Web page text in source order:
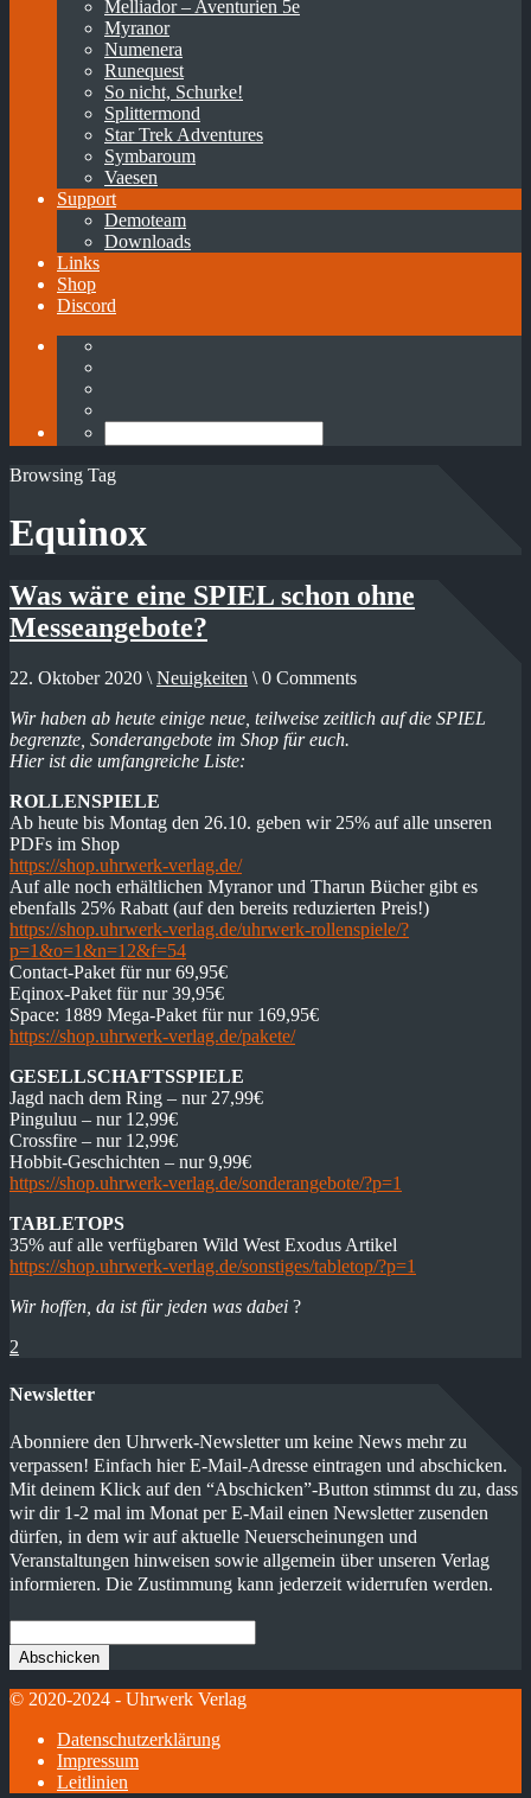
Melliador – Aventurien 5e
Myranor
Numenera
Runequest
So nicht, Schurke!
Splittermond
Star Trek Adventures
Symbaroum
Vaesen
Support
Demoteam
Downloads
Links
Shop
Discord
Browsing Tag
Equinox
Was wäre eine SPIEL schon ohne
Messeangebote?
22. Oktober 2020 \ Neuigkeiten \ 0 Comments
Wir haben ab heute einige neue, teilweise zeitlich auf die SPIEL
begrenzte, Sonderangebote im Shop für euch.
Hier ist die umfangreiche Liste:
ROLLENSPIELE
Ab heute bis Montag den 26.10. geben wir 25% auf alle unseren
PDFs im Shop
https://shop.uhrwerk-verlag.de/
Auf alle noch erhältlichen Myranor und Tharun Bücher gibt es
ebenfalls 25% Rabatt (auf den bereits reduzierten Preis!)
https://shop.uhrwerk-verlag.de/uhrwerk-rollenspiele/?
p=1&o=1&n=12&f=54
Contact-Paket für nur 69,95€
Eqinox-Paket für nur 39,95€
Space: 1889 Mega-Paket für nur 169,95€
https://shop.uhrwerk-verlag.de/pakete/
GESELLSCHAFTSSPIELE
Jagd nach dem Ring – nur 27,99€
Pinguluu – nur 12,99€
Crossfire – nur 12,99€
Hobbit-Geschichten – nur 9,99€
https://shop.uhrwerk-verlag.de/sonderangebote/?p=1
TABLETOPS
35% auf alle verfügbaren Wild West Exodus Artikel
https://shop.uhrwerk-verlag.de/sonstiges/tabletop/?p=1
Wir hoffen, da ist für jeden was dabei ?
2
Newsletter
Abonniere den Uhrwerk-Newsletter um keine News mehr zu
verpassen! Einfach hier E-Mail-Adresse eintragen und abschicken.
Mit deinem Klick auf den “Abschicken”-Button stimmst du zu, dass
wir dir 1-2 mal im Monat per E-Mail einen Newsletter zusenden
dürfen, in dem wir auf aktuelle Neuerscheinungen und
Veranstaltungen hinweisen sowie allgemein über unseren Verlag
informieren. Die Zustimmung kann jederzeit widerrufen werden.
© 2020-2024 - Uhrwerk Verlag
Datenschutzerklärung
Impressum
Leitlinien